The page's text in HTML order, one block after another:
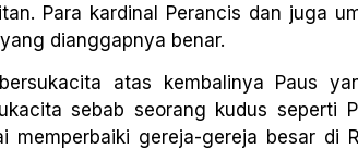
Para kardinal Perancis dan juga
dianggapnya benar.
atas kembalinya Paus
sebab seorang kudus seperti
memperbaiki gereja-gereja besar di